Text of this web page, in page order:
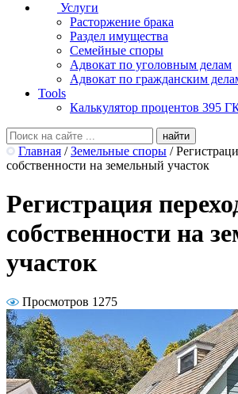
Услуги
Расторжение брака
Раздел имущества
Семейные споры
Адвокат по уголовным делам
Адвокат по гражданским
Tools
Калькулятор процентов 395
Главная / Земельные споры /
собственности на земельный участок
Регистрация
собственности на
участок
Просмотров 1275